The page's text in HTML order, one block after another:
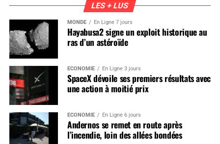
LES + LUS
MONDE En Ligne 7 jours
Hayabusa2 signe un exploit historique au
ras d’un astéroïde
ÉCONOMIE En Ligne 3 jours
SpaceX dévoile ses premiers résultats avec
une action à moitié prix
ÉCONOMIE En Ligne 6 jours
Andernos se remet en route après
l’incendie, loin des allées bondées